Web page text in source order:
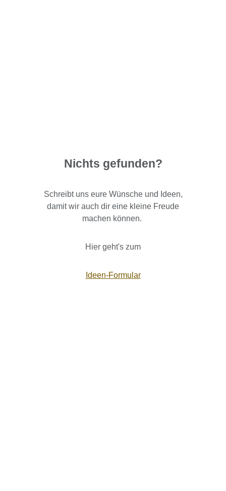
Nichts gefunden?
Schreibt uns eure Wünsche und Ideen,
damit wir auch dir eine kleine Freude
machen können.
Hier geht's zum
Ideen-Formular